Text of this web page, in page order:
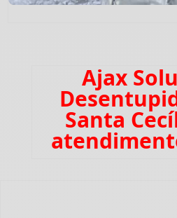
Ajax
Santa